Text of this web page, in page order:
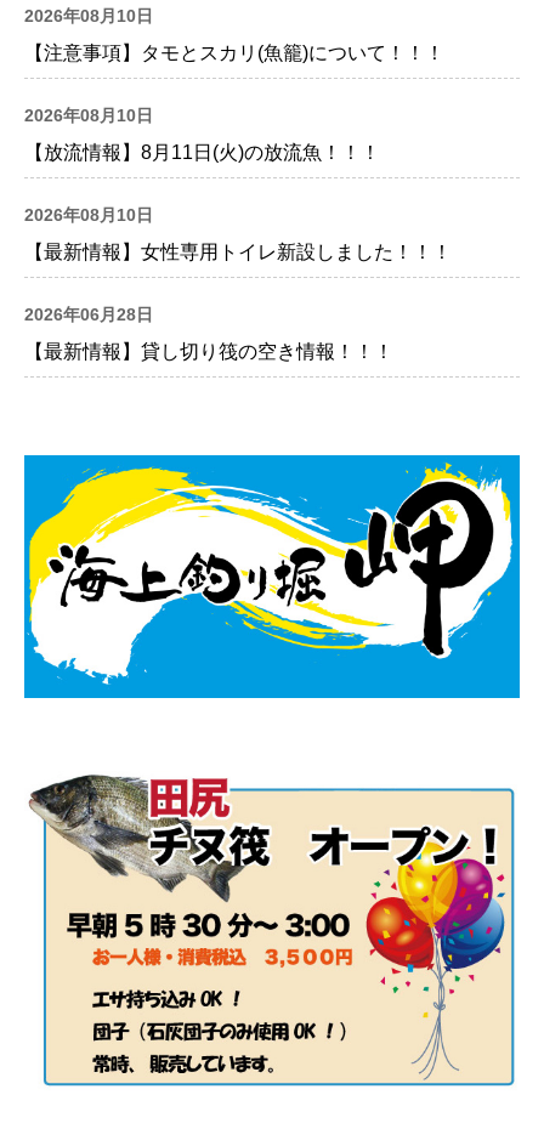
2026年08月10日
【注意事項】タモとスカリ(魚籠)について！！！
2026年08月10日
【放流情報】8月11日(火)の放流魚！！！
2026年08月10日
【最新情報】女性専用トイレ新設しました！！！
2026年06月28日
【最新情報】貸し切り筏の空き情報！！！